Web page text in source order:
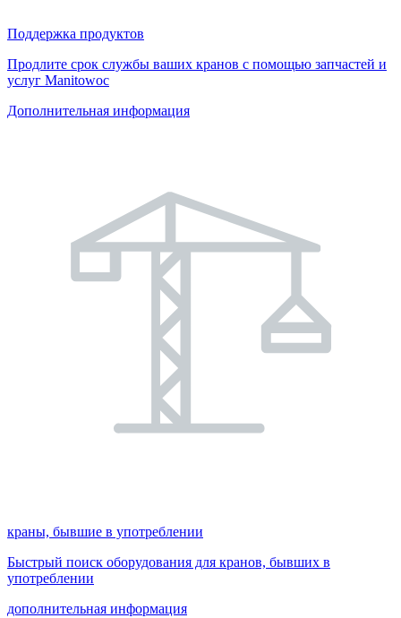
Поддержка продуктов
Продлите срок службы ваших кранов с помощью запчастей и
услуг Manitowoc
Дополнительная информация
краны, бывшие в употреблении
Быстрый поиск оборудования для кранов, бывших в
употреблении
дополнительная информация